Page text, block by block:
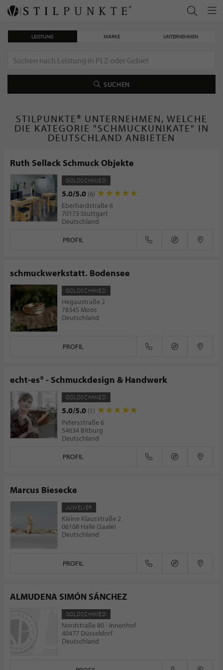
LEISTUNG MARKE UNTERNEHMEN
SUCHEN
STILPUNKTE® UNTERNEHMEN, WELCHE
DIE KATEGORIE "SCHMUCKUNIKATE" IN
DEUTSCHLAND ANBIETEN
Ruth Sellack Schmuck Objekte
GOLDSCHMIED
5.0/5.0 (6)
Eberhardstraße 6
70173 Stuttgart
Deutschland
PROFIL
schmuckwerkstatt. Bodensee
GOLDSCHMIED
Hegaustraße 2
78345 Moos
Deutschland
PROFIL
echt-es® - Schmuckdesign & Handwerk
GOLDSCHMIED
5.0/5.0 (1)
Petersstraße 6
54634 Bitburg
Deutschland
PROFIL
Marcus Biesecke
JUWELIER
Kleine Klausstraße 2
06108 Halle (Saale)
Deutschland
PROFIL
ALMUDENA SIMÓN SÁNCHEZ
GOLDSCHMIED
Nordstraße 80 - Innenhof
40477 Düsseldorf
Deutschland